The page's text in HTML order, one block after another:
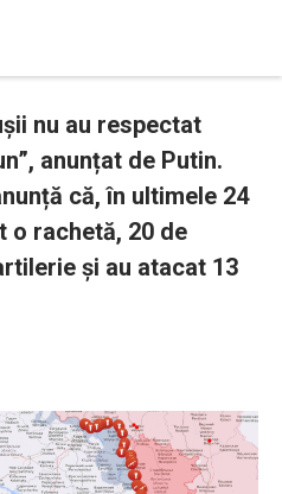
nu au respectat
anunțat de Putin.
că, în ultimele 24
o rachetă, 20 de
și au atacat 13